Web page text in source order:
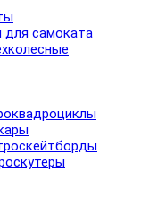
для самоката